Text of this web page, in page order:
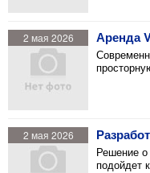
2 мая 2026 Аренда
2 мая 2026
Решение о
подойдет